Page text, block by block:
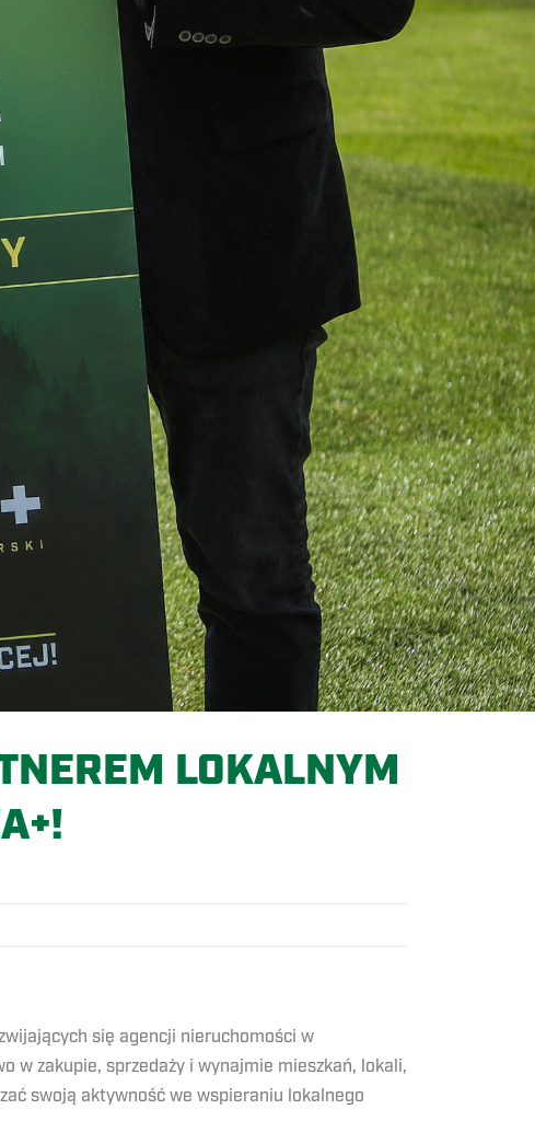
LOKALNYM
się agencji nieruchomości w
w zakupie, sprzedaży i wynajmie mieszkań, lokali,
swoją aktywność we wspieraniu lokalnego